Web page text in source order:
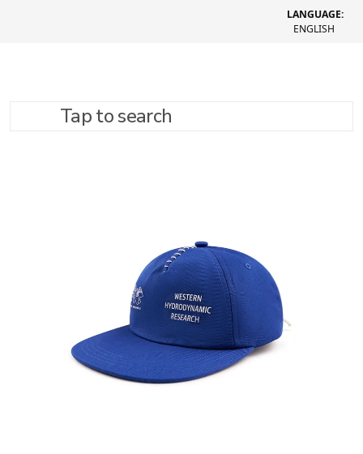
LANGUAGE:
ENGLISH
Tap to search